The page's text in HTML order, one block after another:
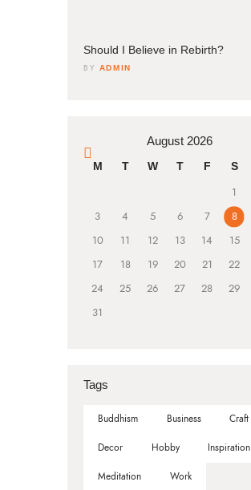
Should I Believe in Rebirth?
BY ADMIN
August 2026
M T W T F S
1
3
4 5 6 7 8
10
11 12 13 14 15
17
18 19 20 21 22
24
25 26 27 28 29
31
Tags
Buddhism Business Craft
Decor Hobby Inspiration
Meditation Work